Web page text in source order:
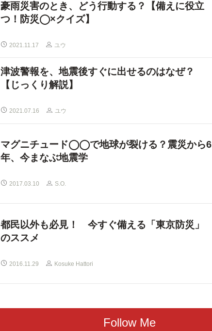
豪雨災害のとき、どう行動する？【備えに役立
つ！防災◯×クイズ】
2021.11.17 ユウ
津波警報を、地震後すぐに出せるのはなぜ？
【じっくり解説】
2021.07.16 ユウ
マグニチュード◯◯で地球が裂ける？震災から6
年、今まなぶ地震学
2017.03.10 S.O.
都民以外も必見！ 今すぐ備える「東京防災」
のススメ
2016.11.29 Kosuke Hattori
Follow Me